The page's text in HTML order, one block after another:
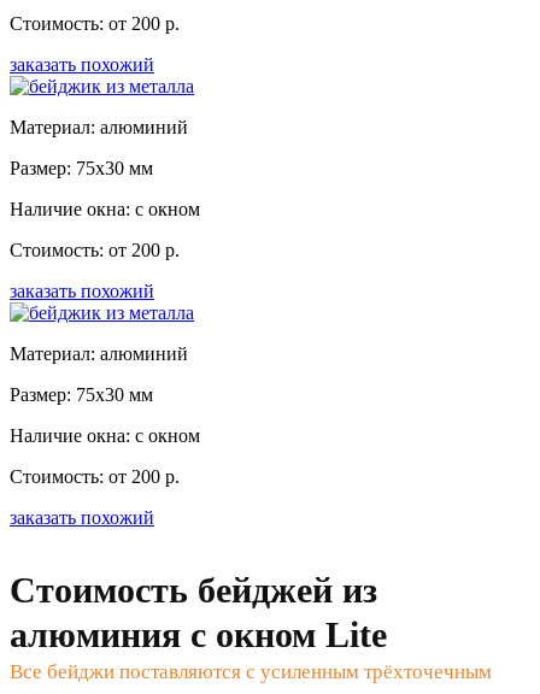
Стоимость: от 200 р.
заказать похожий
Материал: алюминий
Размер: 75x30 мм
Наличие окна: с окном
Стоимость: от 200 р.
заказать похожий
Материал: алюминий
Размер: 75x30 мм
Наличие окна: с окном
Стоимость: от 200 р.
заказать похожий
Стоимость бейджей из
алюминия с окном Lite
Все бейджи поставляются с усиленным трёхточечным